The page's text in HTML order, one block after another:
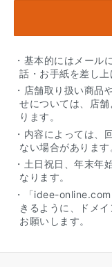
・基本的にはメール
話・お手紙を差し上
・店舗取り扱い商品
せについては、店
ります。
・内容によっては、
ない場合があります
・土日祝日、年末年
なります。
・「idee-
きるように、ドメ
お願いします。